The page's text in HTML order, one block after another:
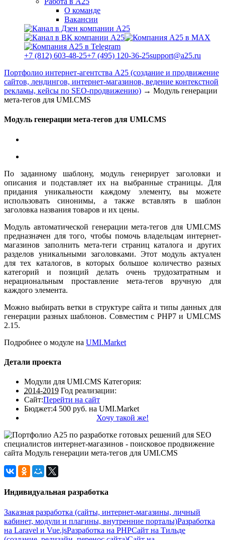
О команде
Вакансии
+7 (812) 603-48-25+7 (495) 120-36-25support@a25.ru
Портфолио интернет-агентства А25 (создание и продвижение
сайтов, лендингов, интернет-магазинов, ведение контекстной
рекламы, кейсы по SEO-продвижению) → Модуль генерации
мета-тегов для UMI.CMS
Модуль генерации мета-тегов для UMI.CMS
По заданному шаблону, модуль генерирует заголовки и
описания и подставляет их на выбранные страницы. Для
придания уникальности каждому элементу, вы можете
использовать синонимы, а также вставлять в шаблон
заголовка названия товаров и их цены.
Модуль автоматической генерации мета-тегов для UMI.CMS
предназначен для того, чтобы помочь владельцам интернет-
магазинов заполнить мета-теги страниц каталога и других
разделов уникальными заголовками. Этот модуль актуален
для тех каталогов, в которых большое количество разных
категорий и позиций делать очень трудозатратным и
нерациональным проставление мета-тегов вручную для
каждого элемента.
Можно выбирать ветки в структуре сайта и типы данных для
генерации разных шаблонов. Совместим с PHP7 и UMI.CMS
2.15.
Подробнее о модуле на UMI.Market
Детали проекта
Модули для UMI.CMS Категория:
2014-2019 Год реализации:
Сайт:Перейти на сайт
Бюджет:4 500 руб. на UMI.Market
Хочу такой же!
Индивидуальная разработка
Заказная разработка (сайты, интернет-магазины, личный
кабинет, модули и плагины, внутренние порталы)Разработка
на Laravel и Vue.jsРазработка на PHPСайт на Тильде